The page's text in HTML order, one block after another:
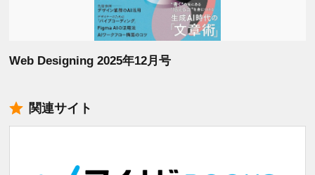
Web Designing 2025年12月号
関連サイト